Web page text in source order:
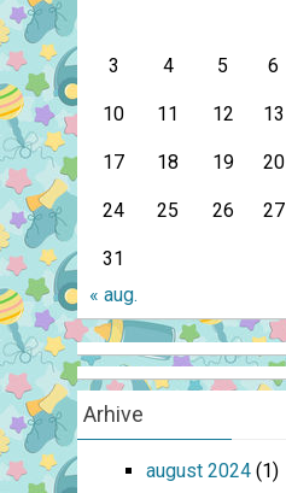
3 4 5 6
10 11 12 13
17 18 19 20
24 25 26 27
31
« aug.
Arhive
august 2024(1)